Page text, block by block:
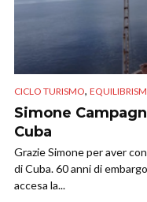
CICLO TURISMO,
Simone
Cuba
Grazie Simone per aver
di Cuba. 60 anni di
accesa la...